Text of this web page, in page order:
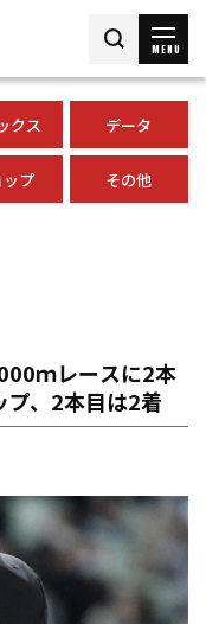
MENU
クス データ
ップ その他
ｍレースに2本
プ、2本目は2着